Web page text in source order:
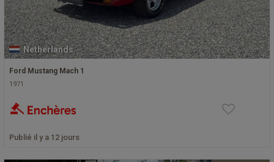
Netherlands
Ford Mustang Mach 1
1971
Publié il y a 12 jours